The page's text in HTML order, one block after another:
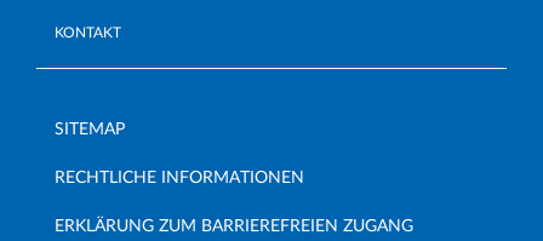
KONTAKT
SITEMAP
RECHTLICHE INFORMATIONEN
ERKLÄRUNG ZUM BARRIEREFREIEN ZUGANG